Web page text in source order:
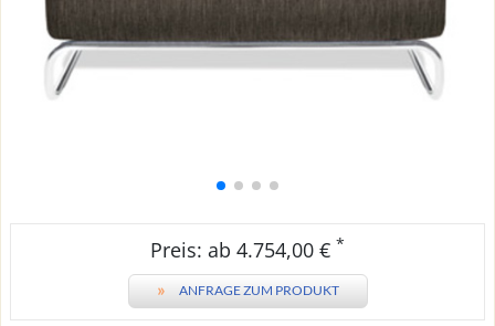
Preis: ab 4.754,00 € *
» ANFRAGE ZUM PRODUKT